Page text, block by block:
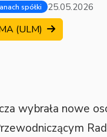
spółki 25.05.2026
(ULM)
wybrała nowe